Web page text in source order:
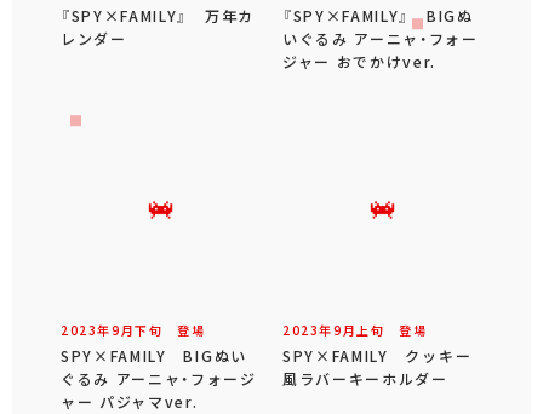
『SPY×FAMILY』 万年カ
レンダー
『SPY×FAMILY』 BIGぬ
いぐるみ アーニャ・フォー
ジャー おでかけver.
2023年9 月下旬 登場
SPY×FAMILY BIGぬい
ぐるみ アーニャ・フォージ
ャー パジャマver.
2023年9 月 上旬 登場
SPY×FAMILY クッキー
風ラバーキーホルダー